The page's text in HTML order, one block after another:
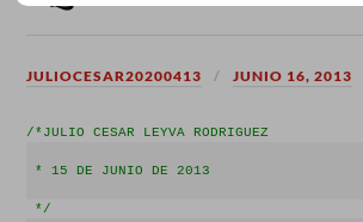
JULIOCESAR20200413 JUNIO 16, 2013
/*JULIO CESAR LEYVA RODRIGUEZ
* 15 DE JUNIO DE 2013
*/